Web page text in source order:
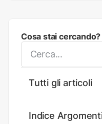
Cosa stai cercando?
Tutti gli articoli
Indice